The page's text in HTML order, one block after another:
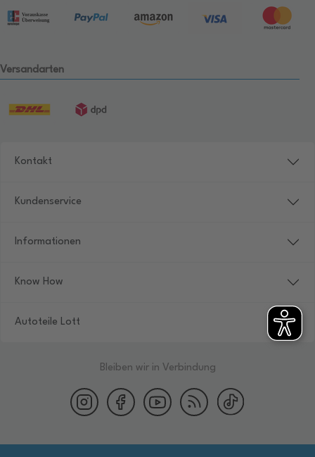
Versandarten
Kontakt
Kundenservice
Informationen
Know How
Autoteile Lott
Bleiben wir in Verbindung